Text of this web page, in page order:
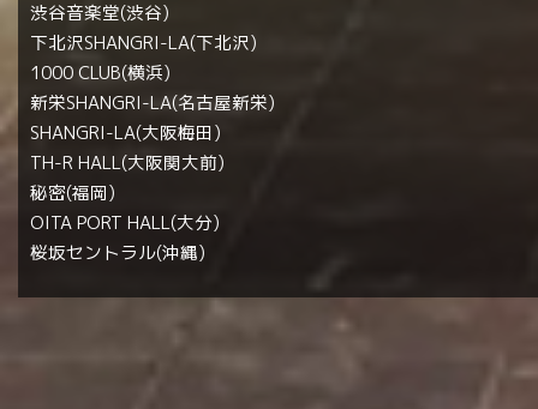
渋谷音楽堂(渋谷)
下北沢SHANGRI-LA(下北沢)
1000 CLUB(横浜)
新栄SHANGRI-LA(名古屋新栄)
SHANGRI-LA(大阪梅田)
TH-R HALL(大阪関大前)
秘密(福岡)
OITA PORT HALL(大分)
桜坂セントラル(沖縄)